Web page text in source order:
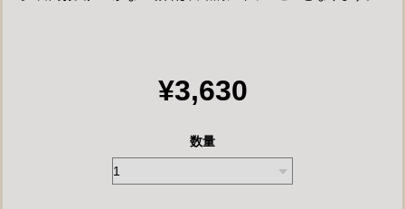
¥3,630
数量